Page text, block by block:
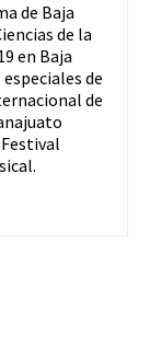
de Baja
de la
en Baja
de
de